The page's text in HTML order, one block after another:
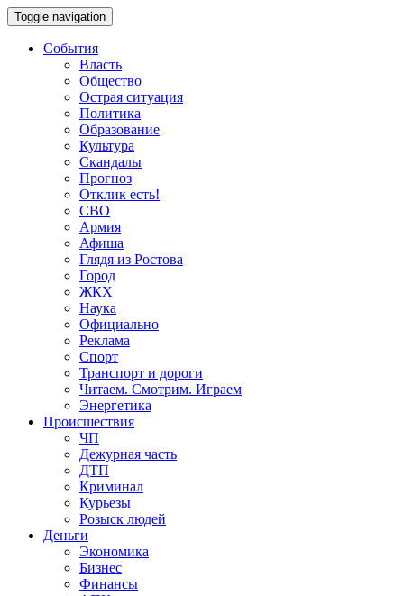
Toggle navigation
События
Власть
Общество
Острая ситуация
Политика
Образование
Культура
Скандалы
Прогноз
Отклик есть!
СВО
Армия
Афиша
Глядя из Ростова
Город
ЖКХ
Наука
Официально
Реклама
Спорт
Транспорт и дороги
Читаем. Смотрим. Играем
Энергетика
Происшествия
ЧП
Дежурная часть
ДТП
Криминал
Курьезы
Розыск людей
Деньги
Экономика
Бизнес
Финансы